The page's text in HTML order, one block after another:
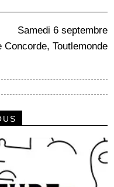
Samedi 6 septembre
Toutlemonde